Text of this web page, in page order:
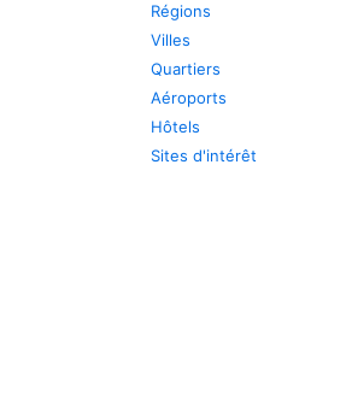
Régions
Villes
Quartiers
Aéroports
Hôtels
Sites d'intérêt